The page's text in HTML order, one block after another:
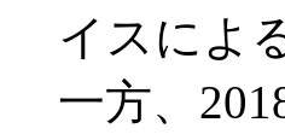
イスによ
一方、